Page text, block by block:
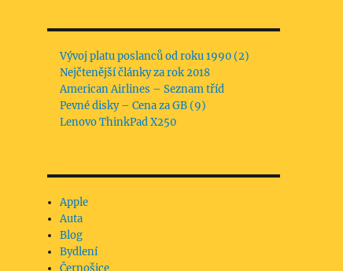
Vývoj platu poslanců od roku 1990 (2)
Nejčtenější články za rok 2018
American Airlines – Seznam tříd
Pevné disky – Cena za GB (9)
Lenovo ThinkPad X250
Apple
Auta
Blog
Bydlení
Černošice